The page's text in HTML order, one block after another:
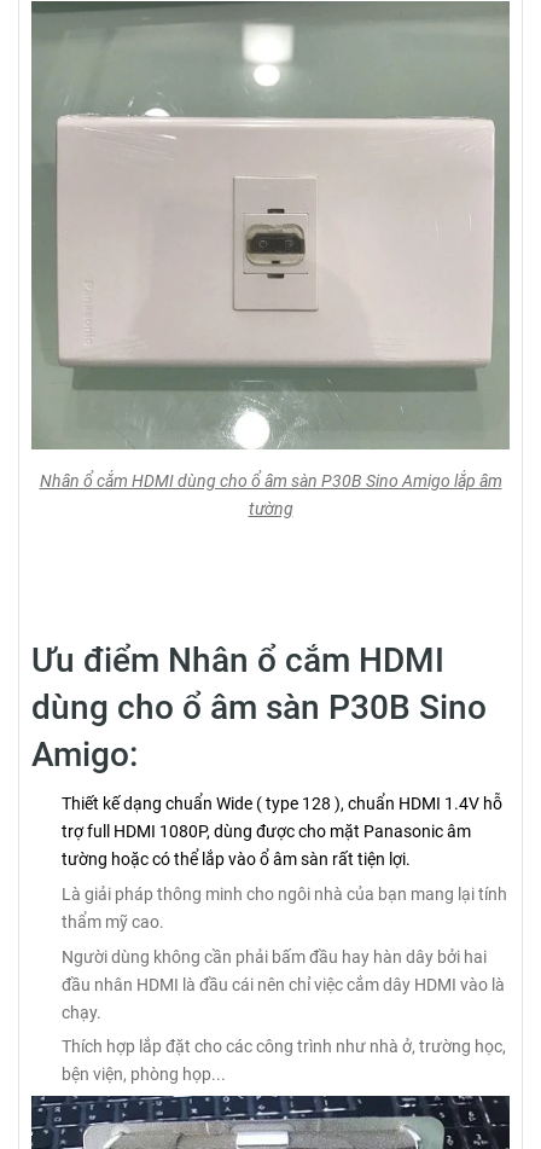
Nhân ổ cắm HDMI dùng cho ổ âm sàn P30B Sino Amigo lắp âm
tường
Ưu điểm Nhân ổ cắm HDMI
dùng cho ổ âm sàn P30B Sino
Amigo:
Thiết kế dạng chuẩn Wide ( type 128 ), chuẩn HDMI 1.4V hỗ
trợ full HDMI 1080P, dùng được cho mặt Panasonic âm
tường hoặc có thể lắp vào ổ âm sàn rất tiện lợi.
Là giải pháp thông minh cho ngôi nhà của bạn mang lại tính
thẩm mỹ cao.
Người dùng không cần phải bấm đầu hay hàn dây bởi hai
đầu nhân HDMI là đầu cái nên chỉ việc cắm dây HDMI vào là
chạy.
Thích hợp lắp đặt cho các công trình như nhà ở, trường học,
bện viện, phòng họp...